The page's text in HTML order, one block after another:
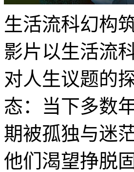
生活流科幻构
影片以生活流
对人生议题的
态：当下多数
期被孤独与迷
他们渴望挣脱